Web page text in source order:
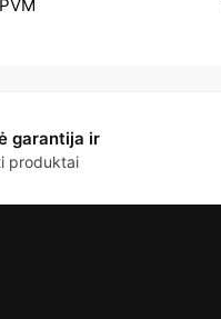
garantija ir
produktai